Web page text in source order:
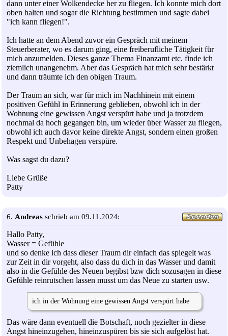
dann unter einer Wolkendecke her zu fliegen. Ich konnte mich dort
oben halten und sogar die Richtung bestimmen und sagte dabei
"ich kann fliegen!".
Ich hatte an dem Abend zuvor ein Gespräch mit meinem
Steuerberater, wo es darum ging, eine freiberufliche Tätigkeit für
mich anzumelden. Dieses ganze Thema Finanzamt etc. finde ich
ziemlich unangenehm. Aber das Gespräch hat mich sehr bestärkt
und dann träumte ich den obigen Traum.
Der Traum an sich, war für mich im Nachhinein mit einem
positiven Gefühl in Erinnerung geblieben, obwohl ich in der
Wohnung eine gewissen Angst verspürt habe und ja trotzdem
nochmal da hoch gegangen bin, um wieder über Wasser zu fliegen,
obwohl ich auch davor keine direkte Angst, sondern einen großen
Respekt und Unbehagen verspüre.
Was sagst du dazu?
Liebe Grüße
Patty
6. Andreas schrieb am 09.11.2024:
Hallo Patty,
Wasser = Gefühle
und so denke ich dass dieser Traum dir einfach das spiegelt was
zur Zeit in dir vorgeht, also dass du dich in das Wasser und damit
also in die Gefühle des Neuen begibst bzw dich sozusagen in diese
Gefühle reinrutschen lassen musst um das Neue zu starten usw.
ich in der Wohnung eine gewissen Angst verspürt habe
Das wäre dann eventuell die Botschaft, noch gezielter in diese
Angst hineinzugehen, hineinzuspüren bis sie sich aufgelöst hat.